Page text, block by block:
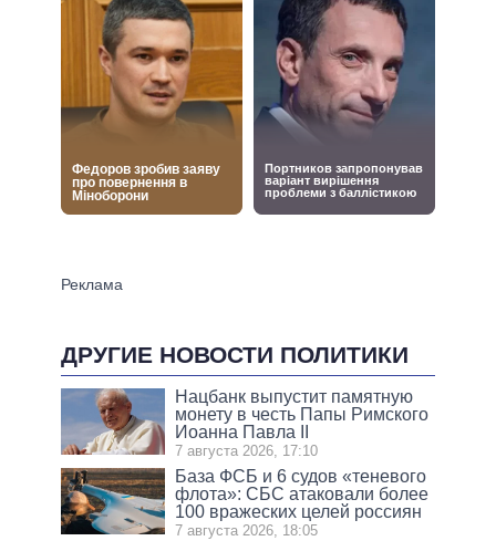
ДРУГИЕ НОВОСТИ ПОЛИТИКИ
Нацбанк выпустит памятную
монету в честь Папы Римского
Иоанна Павла II
7 августа 2026, 17:10
База ФСБ и 6 судов «теневого
флота»: СБС атаковали более
100 вражеских целей россиян
7 августа 2026, 18:05